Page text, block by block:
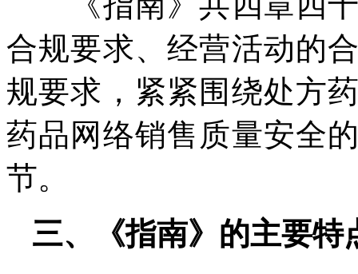
合规要求、经营活动的
规要求，紧紧围绕处方
药品网络销售质量安全
节。
三、《指南》的主要特